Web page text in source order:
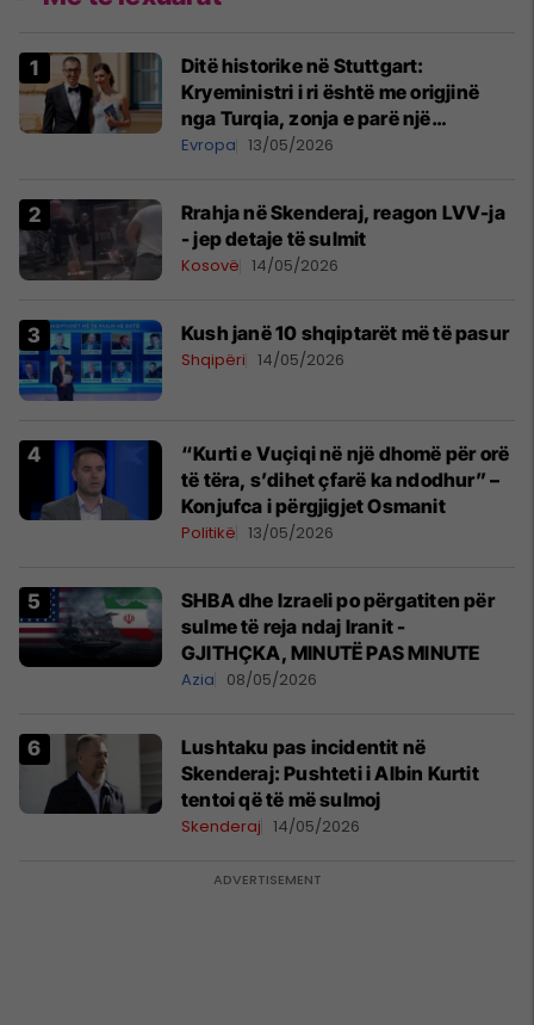
Ditë historike në Stuttgart:
Kryeministri i ri është me origjinë
nga Turqia, zonja e parë një
shqiptare nga Kanadaja
Evropa 13/05/2026
Rrahja në Skenderaj, reagon LVV-ja
- jep detaje të sulmit
Kosovë 14/05/2026
Kush janë 10 shqiptarët më të pasur
Shqipëri 14/05/2026
“Kurti e Vuçiqi në një dhomë për orë
të tëra, s’dihet çfarë ka ndodhur” –
Konjufca i përgjigjet Osmanit
Politikë 13/05/2026
SHBA dhe Izraeli po përgatiten për
sulme të reja ndaj Iranit -
GJITHÇKA, MINUTË PAS MINUTE
Azia 08/05/2026
Lushtaku pas incidentit në
Skenderaj: Pushteti i Albin Kurtit
tentoi që të më sulmoj
Skenderaj 14/05/2026